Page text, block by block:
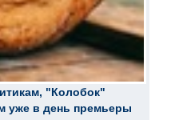
"Колобок"
уже в день премьеры